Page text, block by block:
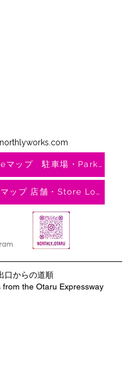
Googleマップ 駐車場・Parking
Google マップ 店舗・Store Location
口からの道順
from the Otaru Expressway